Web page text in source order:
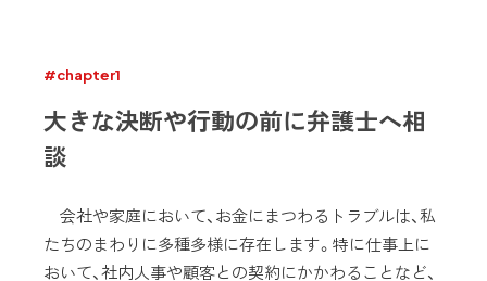
#chapter1
大きな決断や行動の前に弁護士へ相
談
会社や家庭において、お金にまつわるトラブルは、私
たちのまわりに多種多様に存在します。特に仕事上に
おいて、社内人事や顧客との契約にかかわることなど、